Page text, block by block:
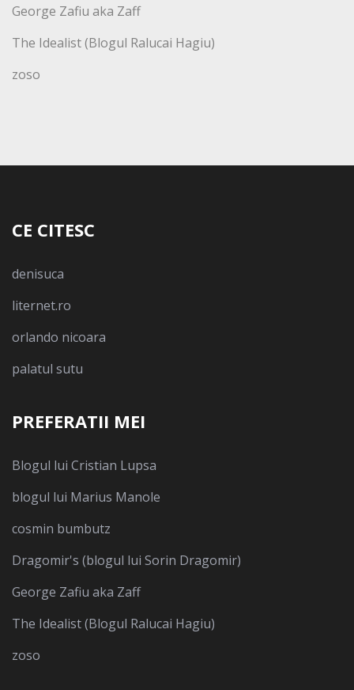
George Zafiu aka Zaff
The Idealist (Blogul Ralucai Hagiu)
zoso
CE CITESC
denisuca
liternet.ro
orlando nicoara
palatul sutu
PREFERATII MEI
Blogul lui Cristian Lupsa
blogul lui Marius Manole
cosmin bumbutz
Dragomir's (blogul lui Sorin Dragomir)
George Zafiu aka Zaff
The Idealist (Blogul Ralucai Hagiu)
zoso